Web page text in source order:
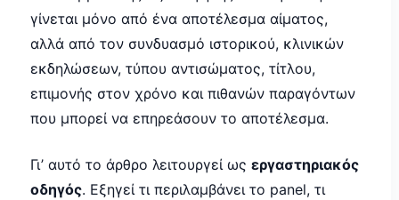
γίνεται μόνο από ένα αποτέλεσμα αίματος,
αλλά από τον συνδυασμό ιστορικού, κλινικών
εκδηλώσεων, τύπου αντισώματος, τίτλου,
επιμονής στον χρόνο και πιθανών παραγόντων
που μπορεί να επηρεάσουν το αποτέλεσμα.
Γι’ αυτό το άρθρο λειτουργεί ως εργαστηριακός
οδηγός. Εξηγεί τι περιλαμβάνει το panel, τι